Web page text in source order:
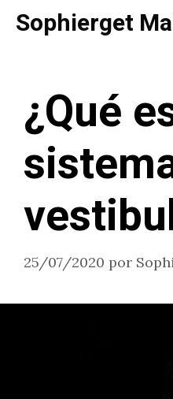
SaltarSophierget
¿Qué
25/07/2020 por